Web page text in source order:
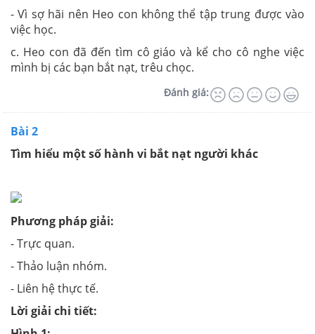
- Vì sợ hãi nên Heo con không thể tập trung được vào
việc học.
c. Heo con đã đến tìm cô giáo và kể cho cô nghe việc
mình bị các bạn bắt nạt, trêu chọc.
Đánh giá:
Bài 2
Tìm hiểu một số hành vi bắt nạt người khác
Phương pháp giải:
- Trực quan.
- Thảo luận nhóm.
- Liên hệ thực tế.
Lời giải chi tiết: